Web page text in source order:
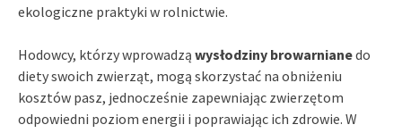
ekologiczne praktyki w rolnictwie.
Hodowcy, którzy wprowadzą wysłodziny browarnianedo
diety swoich zwierząt, mogą skorzystać na obniżeniu
kosztów pasz, jednocześnie zapewniając zwierzętom
odpowiedni poziom energii i poprawiając ich zdrowie. W